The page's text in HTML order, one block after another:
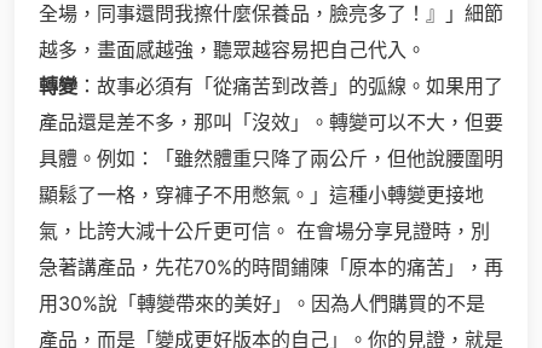
全場，同事還問我擦什麼保養品，臉亮多了！』」細節
越多，畫面感越強，聽眾越容易把自己代入。
轉變 ：故事必須有「從痛苦到改善」的弧線。如果用了
產品還是差不多，那叫「沒效」。轉變可以不大，但要
具體。例如：「雖然體重只降了兩公斤，但他說腰圍明
顯鬆了一格，穿褲子不用憋氣。」這種小轉變更接地
氣，比誇大減十公斤更可信。 在會場分享見證時，別
急著講產品，先花70%的時間鋪陳「原本的痛苦」，再
用30%說「轉變帶來的美好」。因為人們購買的不是
產品，而是「變成更好版本的自己」。你的見證，就是